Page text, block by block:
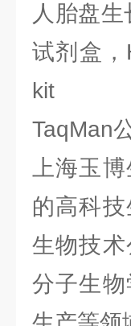
人胎盘
试剂盒，
kit
TaqMan
上海玉
的高科
生物技
分子生